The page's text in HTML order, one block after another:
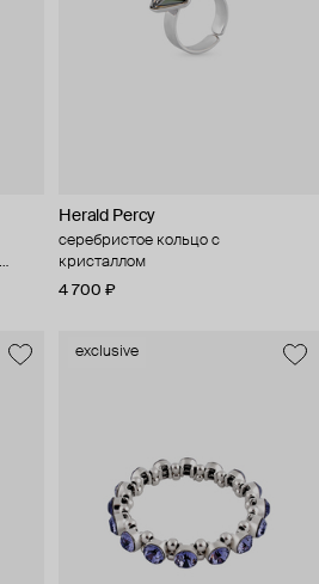
Herald Percy
серебристое кольцо с
кристаллом
4 700 ₽
exclusive